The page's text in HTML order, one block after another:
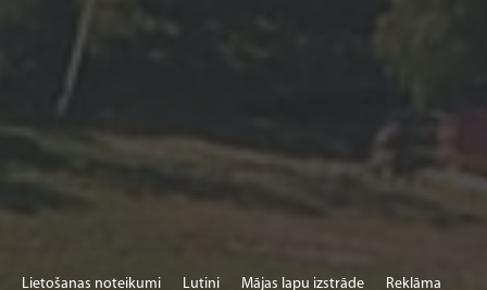
Lietošanas noteikumi Lutini Mājas lapu izstrāde Reklāma